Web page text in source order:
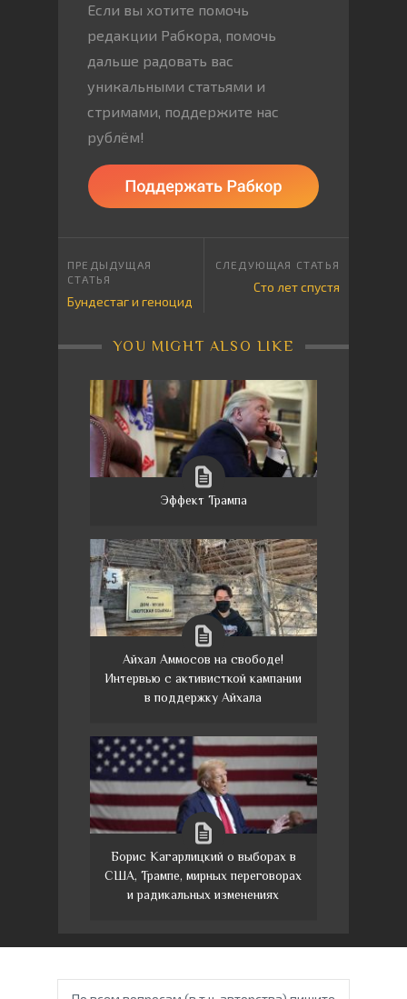
Если вы хотите помочь
редакции Рабкора, помочь
дальше радовать вас
уникальными статьями и
стримами, поддержите нас
рублём!
Бундестаг и геноцид
Сто лет спустя
YOU MIGHT ALSO LIKE
Эффект Трампа
Айхал Аммосов на свободе!
Интервью с активисткой кампании
в поддержку Айхала
Борис Кагарлицкий о выборах в
США, Трампе, мирных переговорах
и радикальных изменениях